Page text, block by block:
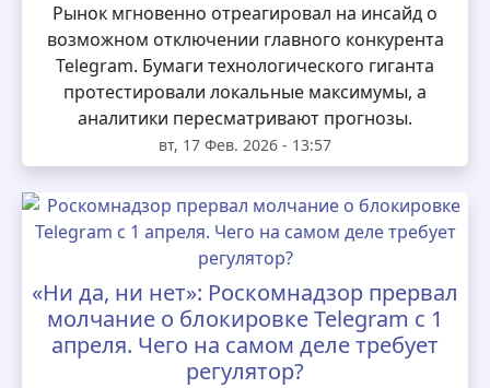
Рынок мгновенно отреагировал на инсайд о
возможном отключении главного конкурента
Telegram. Бумаги технологического гиганта
протестировали локальные максимумы, а
аналитики пересматривают прогнозы.
вт, 17 Фев. 2026 - 13:57
«Ни да, ни нет»: Роскомнадзор прервал
молчание о блокировке Telegram с 1
апреля. Чего на самом деле требует
регулятор?